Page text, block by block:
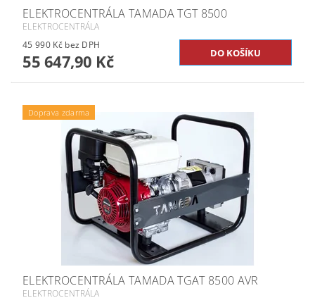
ELEKTROCENTRÁLA TAMADA TGT 8500
ELEKTROCENTRÁLA
45 990 Kč bez DPH
55 647,90 Kč
Doprava zdarma
ELEKTROCENTRÁLA TAMADA TGAT 8500 AVR
ELEKTROCENTRÁLA